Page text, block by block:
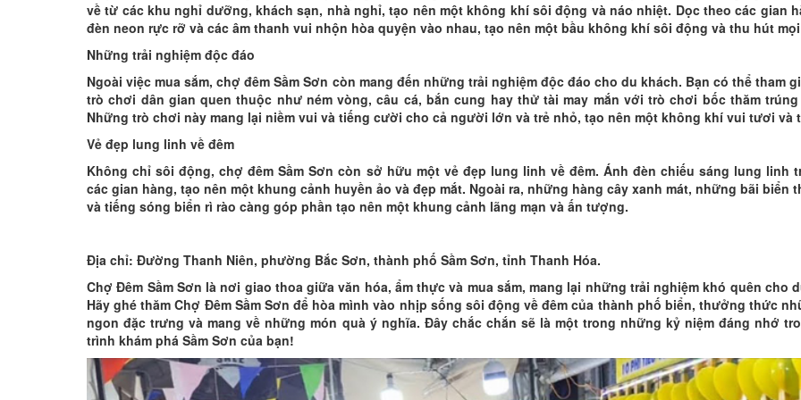
về từ các khu nghỉ dưỡng, khách sạn, nhà nghỉ, tạo nên một không khí sôi động và náo nhiệt. Dọc theo các gian
đèn neon rực rỡ và các âm thanh vui nhộn hòa quyện vào nhau, tạo nên một bầu không khí sôi động và thu hút
Những trải nghiệm độc đáo
Ngoài việc mua sắm, chợ đêm Sầm Sơn còn mang đến những trải nghiệm độc đáo cho du khách. Bạn có thể tham
trò chơi dân gian quen thuộc như ném vòng, câu cá, bắn cung hay thử tài may mắn với trò chơi bốc thăm
Những trò chơi này mang lại niềm vui và tiếng cười cho cả người lớn và trẻ nhỏ, tạo nên một không khí vui tươi và
Vẻ đẹp lung linh về đêm
Không chỉ sôi động, chợ đêm Sầm Sơn còn sở hữu một vẻ đẹp lung linh về đêm. Ánh đèn chiếu sáng lung linh
các gian hàng, tạo nên một khung cảnh huyền ảo và đẹp mắt. Ngoài ra, những hàng cây xanh mát, những bãi biển
và tiếng sóng biển rì rào càng góp phần tạo nên một khung cảnh lãng mạn và ấn tượng.
Địa chỉ: Đường Thanh Niên, phường Bắc Sơn, thành phố Sầm Sơn, tỉnh Thanh Hóa.
Chợ Đêm Sầm Sơn là nơi giao thoa giữa văn hóa, ẩm thực và mua sắm, mang lại những trải nghiệm khó quên cho
Hãy ghé thăm Chợ Đêm Sầm Sơn để hòa mình vào nhịp sống sôi động về đêm của thành phố biển, thưởng thức
ngon đặc trưng và mang về những món quà ý nghĩa. Đây chắc chắn sẽ là một trong những kỷ niệm đáng nhớ
trình khám phá Sầm Sơn của bạn!
Distance: 1.16 km
Doc Cuoc Temple
Business name
Distance: 1.99 km
Distance:
Business name
Western Temple
General